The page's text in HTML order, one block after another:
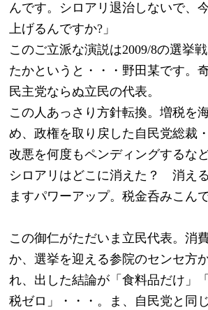
んです。シロアリ退治しないで、
上げるんですか?」
このご立派な演説は2009/8の選挙
たかというと・・・野田某です。
民主党ならぬ立民の代表。
この人あっさり方針転換。増税を
め、政権を取り戻した自民党総裁
改悪を何度もペンディングするな
シロアリはどこに消えた？　消え
ますパワーアップ。税金呑みこん
この御仁がただいま立民代表。消
か、選挙を迎える参院のセンセ方
れ、出した結論が「食料品だけ」
税ゼロ」・・・。ま、自民党と同